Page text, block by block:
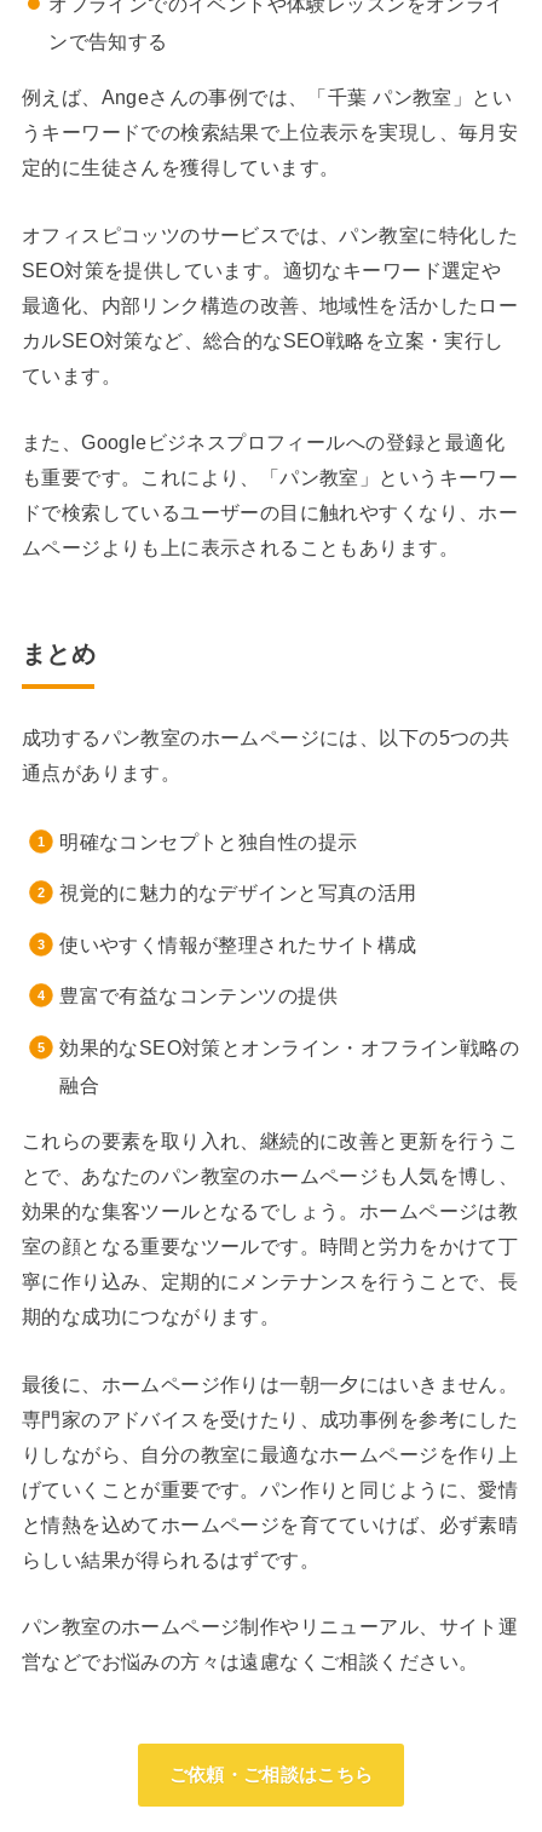
ンで告知する
例えば、Angeさんの事例では、「千葉 パン教室」とい
うキーワードでの検索結果で上位表示を実現し、毎月安
定的に生徒さんを獲得しています。
オフィスピコッツのサービスでは、パン教室に特化した
SEO対策を提供しています。適切なキーワード選定や
最適化、内部リンク構造の改善、地域性を活かしたロー
カルSEO対策など、総合的なSEO戦略を立案・実行し
ています。
また、Googleビジネスプロフィールへの登録と最適化
も重要です。これにより、「パン教室」というキーワー
ドで検索しているユーザーの目に触れやすくなり、ホー
ムページよりも上に表示されることもあります。
まとめ
成功するパン教室のホームページには、以下の5つの共
通点があります。
明確なコンセプトと独自性の提示
視覚的に魅力的なデザインと写真の活用
使いやすく情報が整理されたサイト構成
豊富で有益なコンテンツの提供
効果的なSEO対策とオンライン・オフライン戦略の
融合
これらの要素を取り入れ、継続的に改善と更新を行うこ
とで、あなたのパン教室のホームページも人気を博し、
効果的な集客ツールとなるでしょう。ホームページは教
室の顔となる重要なツールです。時間と労力をかけて丁
寧に作り込み、定期的にメンテナンスを行うことで、長
期的な成功につながります。
最後に、ホームページ作りは一朝一夕にはいきません。
専門家のアドバイスを受けたり、成功事例を参考にした
りしながら、自分の教室に最適なホームページを作り上
げていくことが重要です。パン作りと同じように、愛情
と情熱を込めてホームページを育てていけば、必ず素晴
らしい結果が得られるはずです。
パン教室のホームページ制作やリニューアル、サイト運
営などでお悩みの方々は遠慮なくご相談ください。
ご依頼・ご相談はこちら